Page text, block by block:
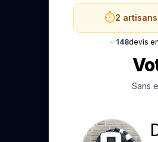
⏱️2
✅148devis
Sans